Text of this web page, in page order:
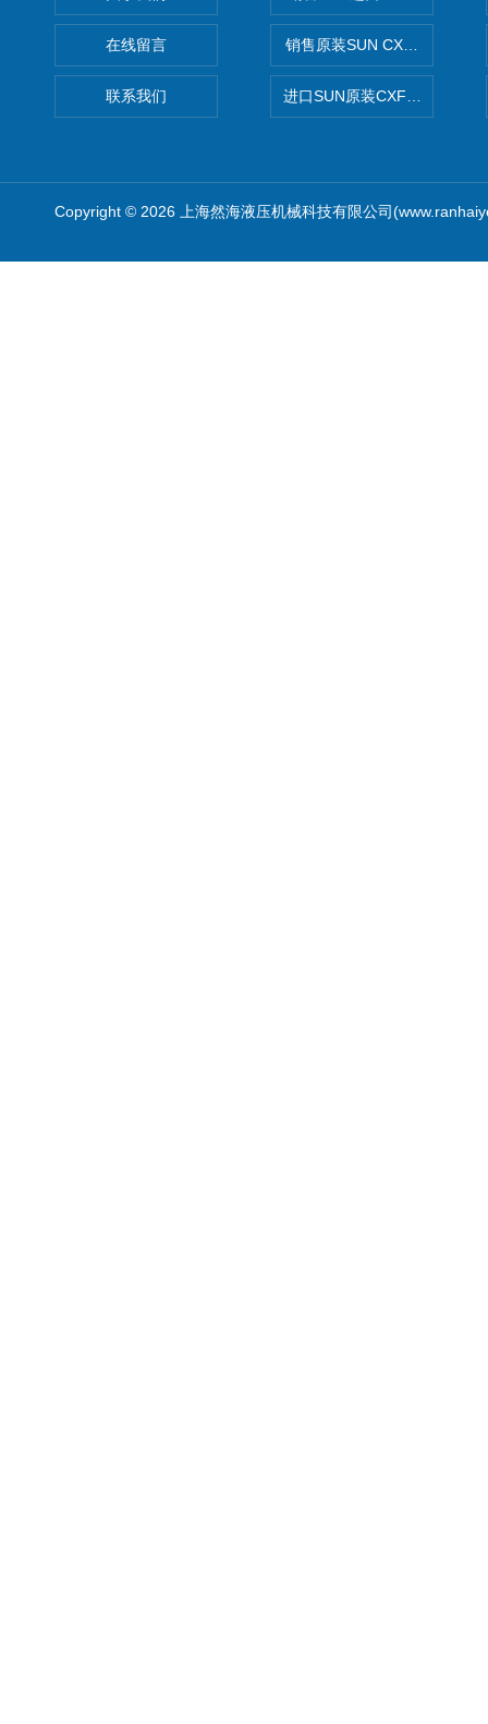
在线留言
联系我们
销售原装SUN CXJAXCN全
进口SUN原装CXFAXCN导压
Copyright © 2026 上海然海液压机械科技有限公司